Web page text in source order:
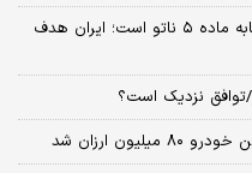
توضیح مهم فیدان درباره توافق مکه/مشابه ماده ۵ ناتو است؛ ایران هدف
توافق نزدیک است؟
ارزان شد